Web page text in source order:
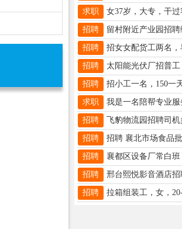
求职
招聘
招聘
招聘
招聘
求职
招聘
招聘
招聘
招聘
招聘